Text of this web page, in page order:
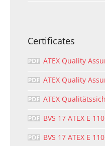
Certificates
ATEX Quality
ATEX Quality
ATEX
BVS 17 ATEX E
BVS 17 ATEX E